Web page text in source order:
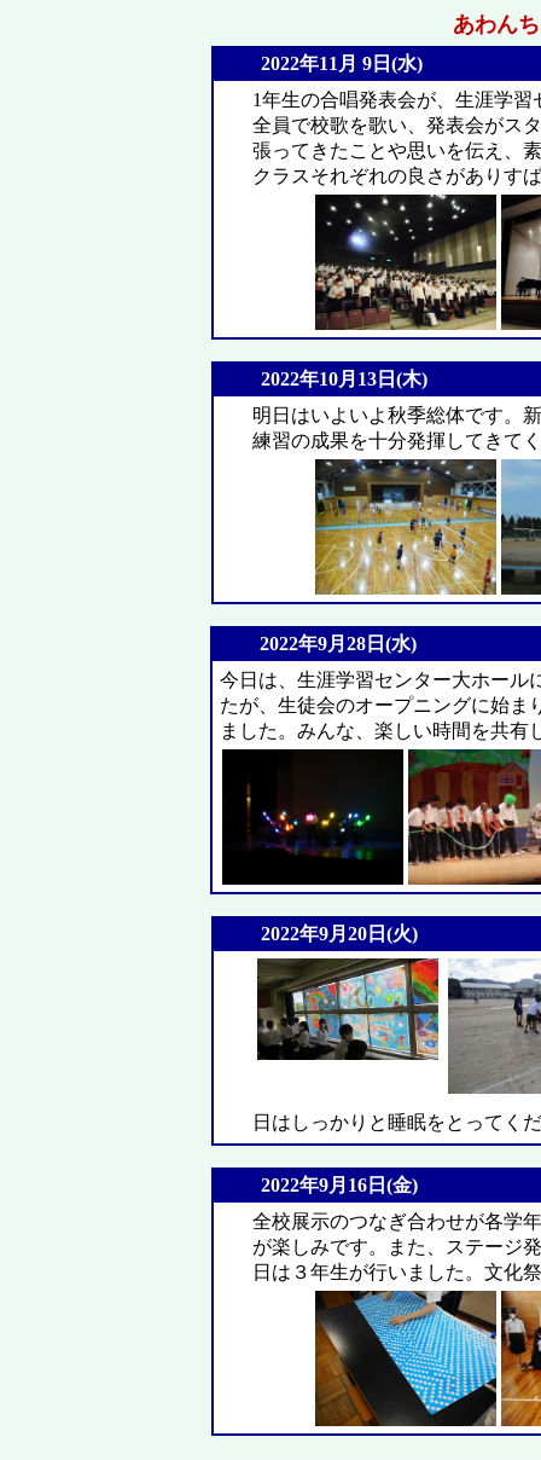
あわん
2022年11月 9日(水)
1年生の合唱発表会が、生涯学
全員で校歌を歌い、発表会がス
張ってきたことや思いを伝え、
クラスそれぞれの良さがありす
2022年10月13日(木)
明日はいよいよ秋季総体です。
練習の成果を十分発揮してきて
2022年9月28日(水)
今日は、生涯学習センター大ホール
たが、生徒会のオープニングに始ま
ました。みんな、楽しい時間を共有
2022年9月20日(火)
日はしっかりと睡眠をとってく
2022年9月16日(金)
全校展示のつなぎ合わせが各学
が楽しみです。また、ステージ
日は３年生が行いました。文化